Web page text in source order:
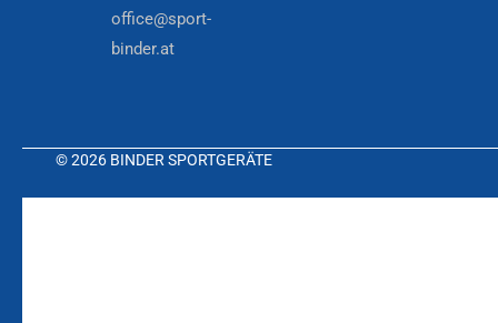
office@sport-
binder.at
© 2026 BINDER SPORTGERÄTE